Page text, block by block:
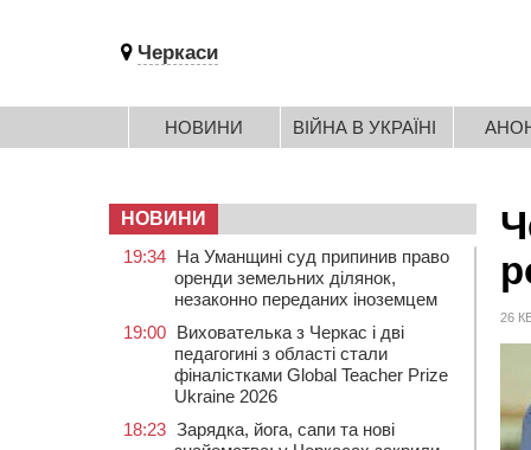
Черкаси
НОВИНИ ВІЙНА В УКРАЇНІ
26
НОВИНИ
19:34 На Уманщині суд припинив право
оренди земельних ділянок,
незаконно переданих іноземцем
19:00 Вихователька з Черкас і дві
педагогині з області стали
фіналістками Global Teacher Prize
Ukraine 2026
18:23 Зарядка, йога, сапи та нові